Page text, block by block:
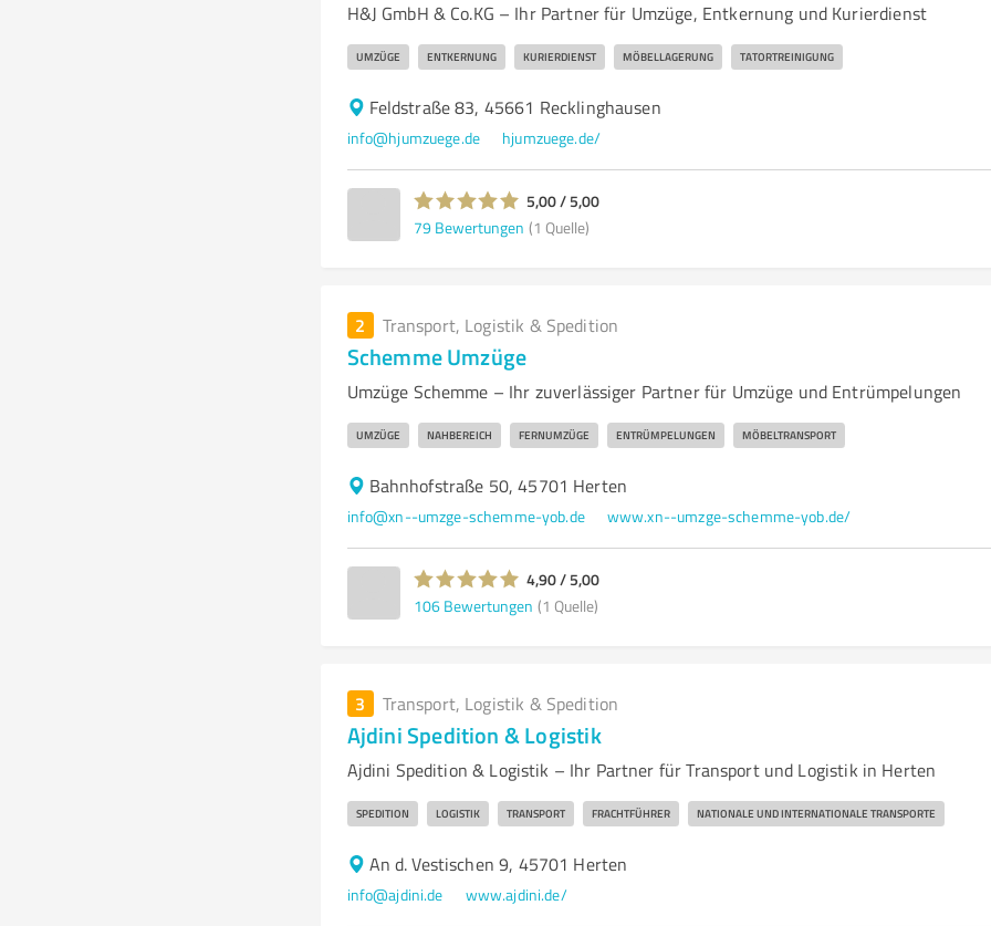
H&J GmbH & Co.KG – Ihr Partner für Umzüge, Entkernung und Kurierdienst
UMZÜGE ENTKERNUNG KURIERDIENST MÖBELLAGERUNG TATORTREINIGUNG
Feldstraße 83, 45661 Recklinghausen
info@hjumzuege.de hjumzuege.de/
5,00 / 5,00
79 Bewertungen (1 Quelle)
2 Transport, Logistik & Spedition
Schemme Umzüge
Umzüge Schemme – Ihr zuverlässiger Partner für Umzüge und Entrümpelungen
UMZÜGE NAHBEREICH FERNUMZÜGE ENTRÜMPELUNGEN MÖBELTRANSPORT
Bahnhofstraße 50, 45701 Herten
info@xn--umzge-schemme-yob.de www.xn--umzge-schemme-yob.de/
4,90 / 5,00
106 Bewertungen (1 Quelle)
3 Transport, Logistik & Spedition
Ajdini Spedition & Logistik
Ajdini Spedition & Logistik – Ihr Partner für Transport und Logistik in Herten
SPEDITION LOGISTIK TRANSPORT FRACHTFÜHRER NATIONALE UND INTERNATIONALE TRANSPORTE
An d. Vestischen 9, 45701 Herten
info@ajdini.de www.ajdini.de/